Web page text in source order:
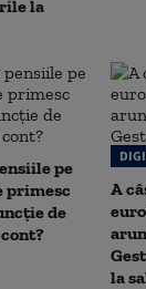
la
pe
primesc
de
A
la